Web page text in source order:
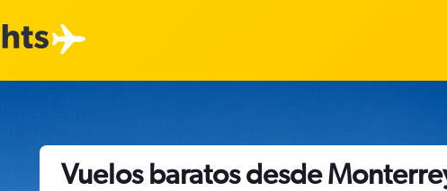
Vuelos baratos desde